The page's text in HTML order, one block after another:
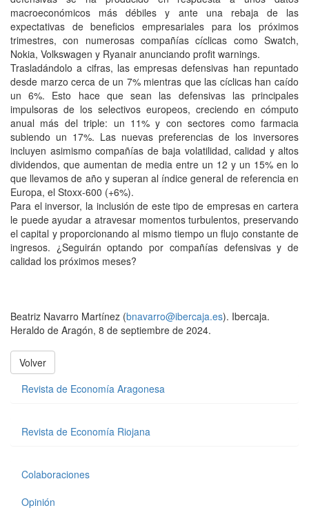
macroeconómicos más débiles y ante una rebaja de las
expectativas de beneficios empresariales para los próximos
trimestres, con numerosas compañías cíclicas como Swatch,
Nokia, Volkswagen y Ryanair anunciando profit warnings.
Trasladándolo a cifras, las empresas defensivas han repuntado
desde marzo cerca de un 7% mientras que las cíclicas han caído
un 6%. Esto hace que sean las defensivas las principales
impulsoras de los selectivos europeos, creciendo en cómputo
anual más del triple: un 11% y con sectores como farmacia
subiendo un 17%. Las nuevas preferencias de los inversores
incluyen asimismo compañías de baja volatilidad, calidad y altos
dividendos, que aumentan de media entre un 12 y un 15% en lo
que llevamos de año y superan al índice general de referencia en
Europa, el Stoxx-600 (+6%).
Para el inversor, la inclusión de este tipo de empresas en cartera
le puede ayudar a atravesar momentos turbulentos, preservando
el capital y proporcionando al mismo tiempo un flujo constante de
ingresos. ¿Seguirán optando por compañías defensivas y de
calidad los próximos meses?
Beatriz Navarro Martínez (bnavarro@ibercaja.es). Ibercaja.
Heraldo de Aragón, 8 de septiembre de 2024.
Volver
Revista de Economía Aragonesa
Revista de Economía Riojana
Colaboraciones
Opinión